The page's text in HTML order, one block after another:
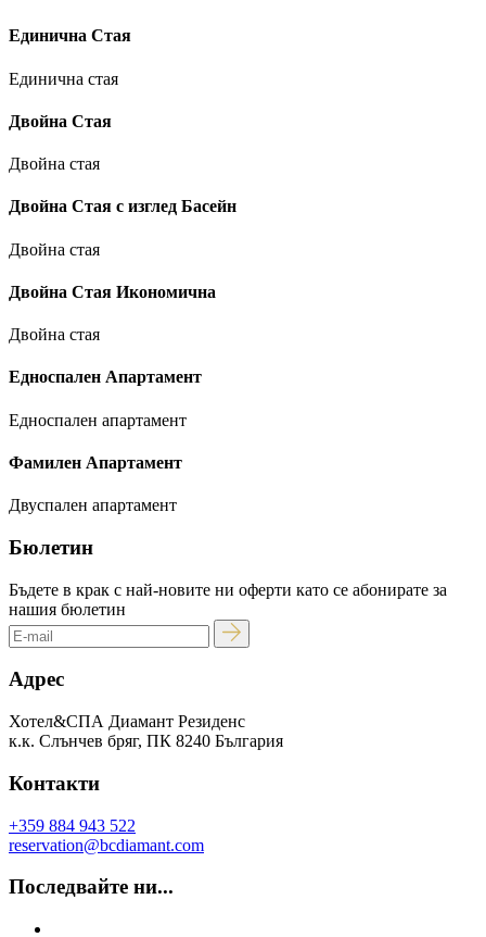
Единична Стая
Единична стая
Двойна Стая
Двойна стая
Двойна Стая с изглед Басейн
Двойна стая
Двойна Стая Икономична
Двойна стая
Едноспален Апартамент
Едноспален апартамент
Фамилен Апартамент
Двуспален апартамент
Бюлетин
Бъдете в крак с най-новите ни оферти като се абонирате за
нашия бюлетин
Адрес
Хотел&СПА Диамант Резиденс
к.к. Слънчев бряг, ПК 8240 България
Контакти
+359 884 943 522
reservation@bcdiamant.com
Последвайте ни...